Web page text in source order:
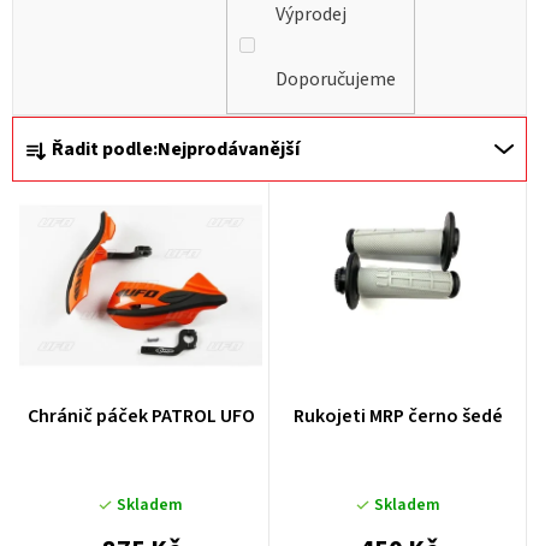
Ř
a
Řadit podle:Nejprodávanější
Výprodej
Doporučujeme
Chránič páček PATROL UFO
Skladem
Rukojeti MRP černo šedé
Skladem